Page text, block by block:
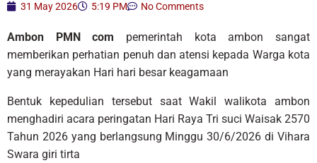
31 May 2026 5:19 PM No Comments
Ambon PMN com pemerintah kota ambon sangat
memberikan perhatian penuh dan atensi kepada Warga kota
yang merayakan Hari hari besar keagamaan
Bentuk kepedulian tersebut saat Wakil walikota ambon
menghadiri acara peringatan Hari Raya Tri suci Waisak 2570
Tahun 2026 yang berlangsung Minggu 30/6/2026 di Vihara
Swara giri tirta